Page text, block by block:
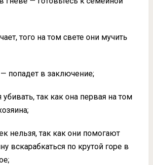
того на том свете они мучить
попадет в заключение;
так как она первая на том
нельзя, так как они помогают
вскарабкаться по крутой горе в